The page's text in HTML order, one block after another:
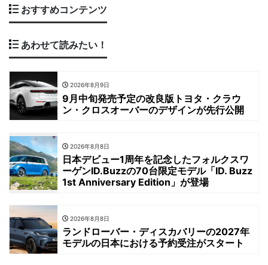
おすすめコンテンツ
あわせて読みたい！
2026年8月9日
9月中旬発売予定の改良版トヨタ・クラウ
ン・クロスオーバーのデザインが先行公開
2026年8月8日
日本デビュー1周年を記念したフォルクスワ
ーゲンID.Buzzの70台限定モデル「ID. Buzz
1st Anniversary Edition」が登場
2026年8月8日
ランドローバー・ディスカバリーの2027年
モデルの日本における予約受注がスタート